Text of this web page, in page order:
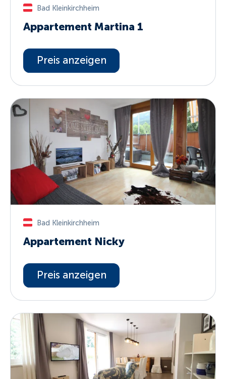
Bad Kleinkirchheim
Appartement Martina 1
Preis anzeigen
Bad Kleinkirchheim
Appartement Nicky
Preis anzeigen